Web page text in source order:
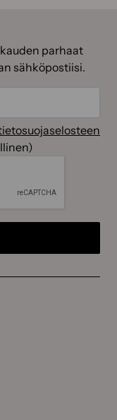
parhaat
sähköpostiisi.